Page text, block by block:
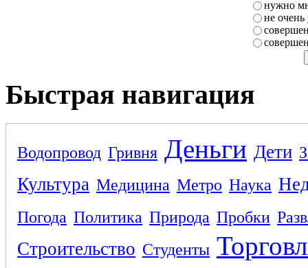
нужно
не очень
Быстрая навигация
Водопровод Гривня Деньги Дети
Культура Медицина Метро Наука
Погода Политика Природа Пробки
Строительство Студенты